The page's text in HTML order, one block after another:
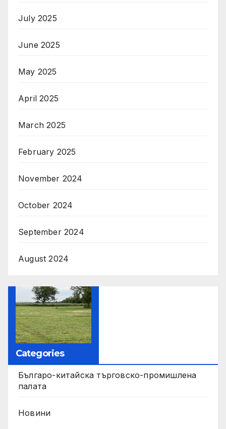
July 2025
June 2025
May 2025
April 2025
March 2025
February 2025
November 2024
October 2024
September 2024
August 2024
Categories
Българо-китайска търговско-промишлена
палата
Новини